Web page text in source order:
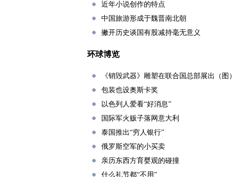
近年小说创作的特点
中国旅游形成于魏晋南北朝
撇开历史谈国有股减持毫无意义
环球博览
《销毁武器》雕塑在联合国总部展出（图）
包装也设奥斯卡奖
以色列人爱看“好消息”
国际军火贩子落网意大利
泰国推出“穷人银行”
俄罗斯空军的小买卖
亲历东西方育婴观的碰撞
什么礼节都“不用”